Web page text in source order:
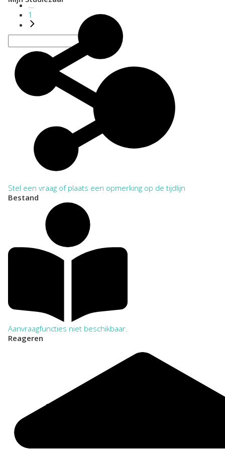
...
1
Stel een vraag of plaats een opmerking op de tijdlijn
Bestand
Aanvraagfuncties niet beschikbaar.
Reageren